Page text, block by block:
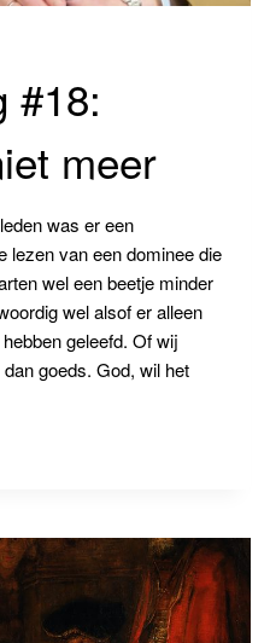
#18:
meer
was er een
lezen van een dominee die
wel een beetje minder
wel alsof er alleen
geleefd. Of wij
goeds. God, wil het